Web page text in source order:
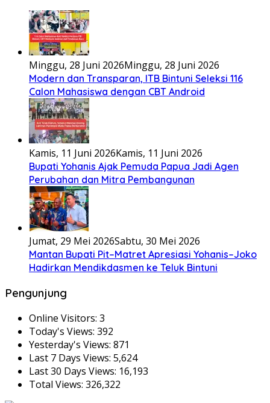
Minggu, 28 Juni 2026Minggu, 28 Juni 2026
Modern dan Transparan, ITB Bintuni Seleksi 116
Calon Mahasiswa dengan CBT Android
Kamis, 11 Juni 2026Kamis, 11 Juni 2026
Bupati Yohanis Ajak Pemuda Papua Jadi Agen
Perubahan dan Mitra Pembangunan
Jumat, 29 Mei 2026Sabtu, 30 Mei 2026
Mantan Bupati Pit–Matret Apresiasi Yohanis–Joko
Hadirkan Mendikdasmen ke Teluk Bintuni
Pengunjung
Online Visitors: 3
Today's Views: 392
Yesterday's Views: 871
Last 7 Days Views: 5,624
Last 30 Days Views: 16,193
Total Views: 326,322